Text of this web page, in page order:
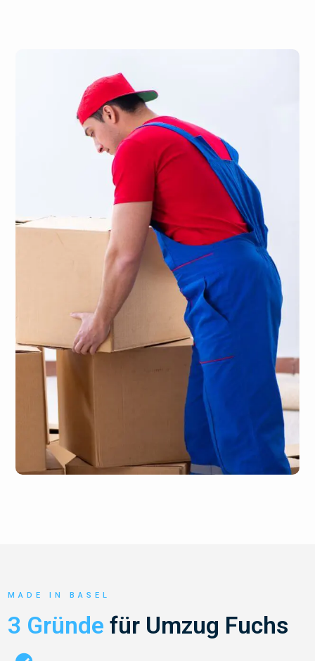
MADE IN BASEL
3 Gründe für Umzug Fuchs